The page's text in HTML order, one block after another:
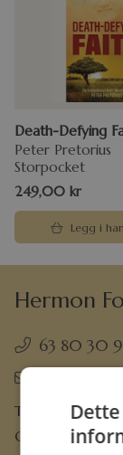
Death-Defying
Peter Pretorius
Storpocket
249,00 kr
Legg i
Hermon
63 80 30
Org.nr. 889